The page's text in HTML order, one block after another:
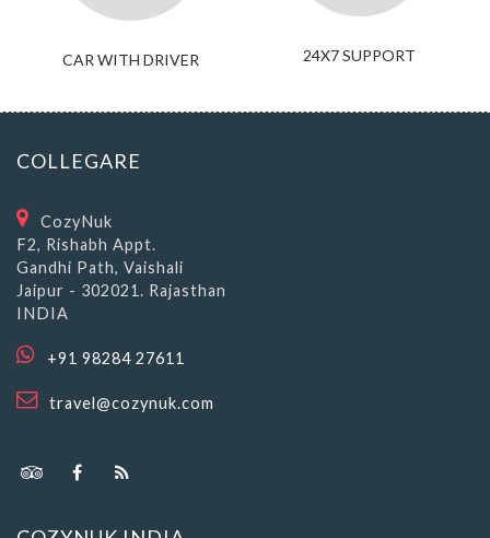
CAR WITH DRIVER 24X7 SUPPORT
COLLEGARE
CozyNuk
F2, Rishabh Appt.
Gandhi Path, Vaishali
Jaipur - 302021. Rajasthan
INDIA
+91 98284 27611
travel@cozynuk.com